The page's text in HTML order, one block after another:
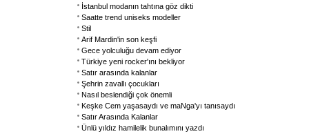
İstanbul modanın tahtına göz dikti
Saatte trend uniseks modeller
Stil
Arif Mardin'in son keşfi
Gece yolculuğu devam ediyor
Türkiye yeni rocker'ını bekliyor
Satır arasında kalanlar
Şehrin zavallı çocukları
Nasıl beslendiği çok önemli
Keşke Cem yaşasaydı ve maNga'yı tanısaydı
Satır Arasında Kalanlar
Ünlü yıldız hamilelik bunalımını yazdı